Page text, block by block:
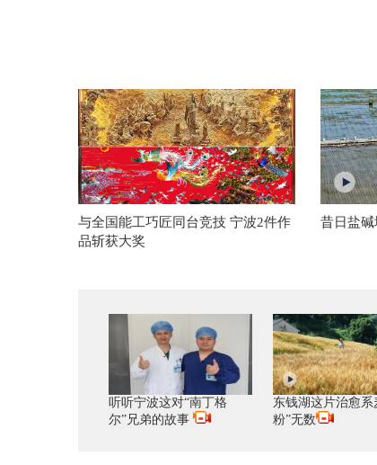
与全国能工巧匠同台竞技 宁波2件作
品斩获大奖
昔日盐
听听宁波这对“南丁格
尔”兄弟的故事
东钱湖这片治愈系
粉”无数